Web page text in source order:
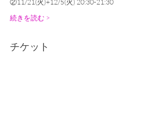
②11/21(火)+12/5(火) 20:30-21:30
続きを読む >
チケット